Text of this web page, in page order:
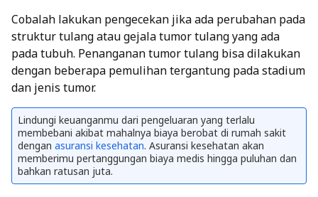
Cobalah lakukan pengecekan jika ada perubahan pada
struktur tulang atau gejala tumor tulang yang ada
pada tubuh. Penanganan tumor tulang bisa dilakukan
dengan beberapa pemulihan tergantung pada stadium
dan jenis tumor.
Lindungi keuanganmu dari pengeluaran yang terlalu
membebani akibat mahalnya biaya berobat di rumah sakit
dengan asuransi kesehatan. Asuransi kesehatan akan
memberimu pertanggungan biaya medis hingga puluhan dan
bahkan ratusan juta.